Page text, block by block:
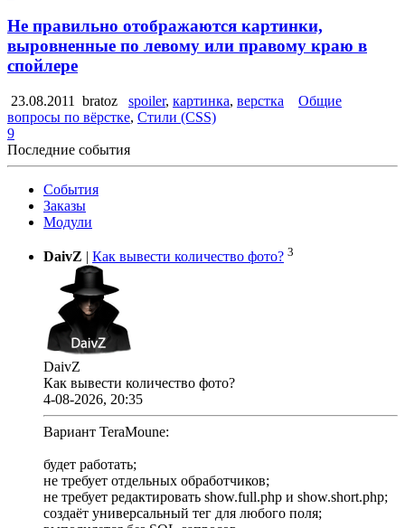
Не правильно отображаются картинки,
выровненные по левому или правому краю в
спойлере
23.08.2011 bratoz spoiler, картинка, верстка
Общие
вопросы по вёрстке, Стили (CSS)
9
Последние события
События
Заказы
Модули
DaivZ | Как вывести количество фото? 3
DaivZ
Как вывести количество фото?
4-08-2026, 20:35
Вариант TeraMoune:
будет работать;
не требует отдельных обработчиков;
не требует редактировать show.full.php и show.short.php;
создаёт универсальный тег для любого поля;